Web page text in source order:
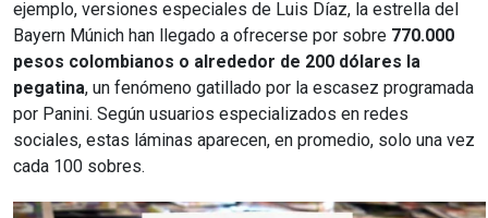
ejemplo, versiones especiales de Luis Díaz, la estrella del
Bayern Múnich han llegado a ofrecerse por sobre 770.000
pesos colombianos o alrededor de 200 dólares la
pegatina, un fenómeno gatillado por la escasez programada
por Panini. Según usuarios especializados en redes
sociales, estas láminas aparecen, en promedio, solo una vez
cada 100 sobres.